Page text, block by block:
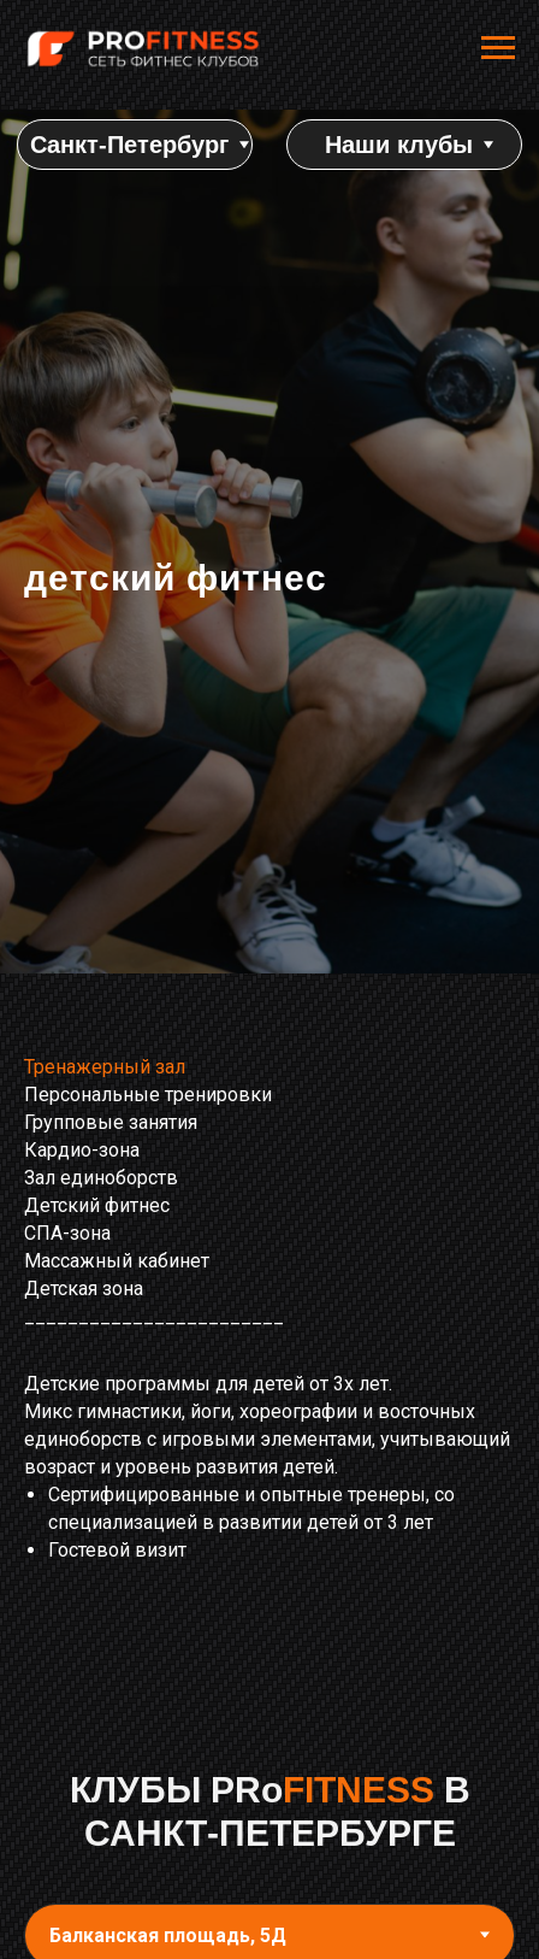
детский фитнес
Тренажерный зал
Персональные тренировки
Групповые занятия
Кардио-зона
Зал единоборств
Детский фитнес
СПA-зона
Массажный кабинет
Детская зона
Детские программы для детей от 3х лет.
Микс гимнастики, йоги, хореографии и восточных
единоборств с игровыми элементами, учитывающий
возраст и уровень развития детей.
Сертифицированные и опытные тренеры, со
специализацией в развитии детей от 3 лет
Гостевой визит
КЛУБЫ PRoFITNESS В
САНКТ-ПЕТЕРБУРГЕ